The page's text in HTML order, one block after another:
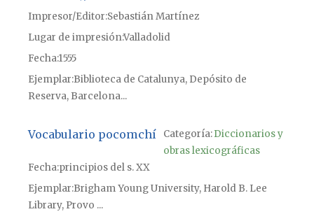
Impresor/Editor Sebastián Martínez
Lugar de impresiónValladolid
Fecha1555
Ejemplar Biblioteca de Catalunya, Depósito de
Reserva, Barcelona...
Vocabulario pocomchí Categoría:Diccionarios y
obras lexicográficas
Fechaprincipios del s. XX
Ejemplar Brigham Young University, Harold B. Lee
Library, Provo ...